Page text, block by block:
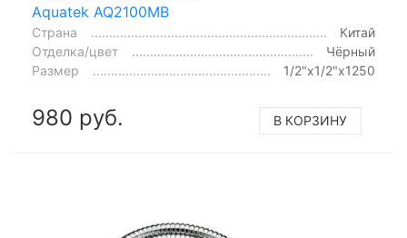
Aquatek AQ2100MB
Страна
Китай
Отделка/цвет
Чёрный
Размер
1/2"x1/2"x1250
980 руб. В КОРЗИНУ